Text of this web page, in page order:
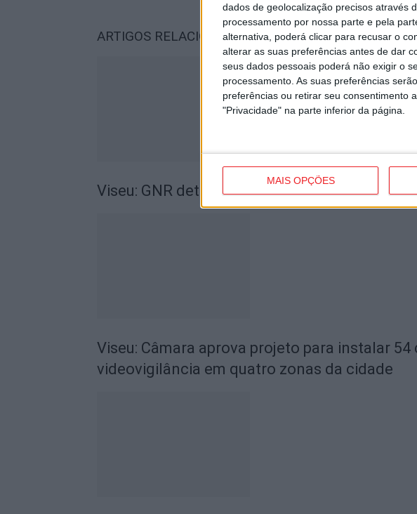
dados de geolocalização precisos através
processamento por nossa parte e pela
alternativa, poderá clicar para recusar o
alterar as suas preferências antes de dar
seus dados pessoais poderá não exigir o
processamento. As suas preferências
preferências ou retirar seu consentimento
"Privacidade" na parte inferior da página.
MAIS OPÇÕES
ARTIGOS RELACIONADOSMais do autor
Viseu: GNR detém sete suspeitos por furto
Viseu: Câmara aprova projeto para instalar 54
videovigilância em quatro zonas da cidade